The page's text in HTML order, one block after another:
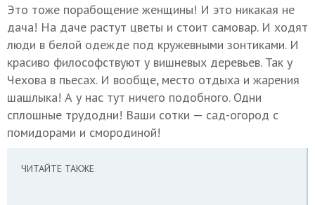
Это тоже порабощение женщины! И это никакая не
дача! На даче растут цветы и стоит самовар. И ходят
люди в белой одежде под кружевными зонтиками. И
красиво философствуют у вишневых деревьев. Так у
Чехова в пьесах. И вообще, место отдыха и жарения
шашлыка! А у нас тут ничего подобного. Одни
сплошные трудодни! Ваши сотки — сад-огород с
помидорами и смородиной!
ЧИТАЙТЕ ТАКЖЕ